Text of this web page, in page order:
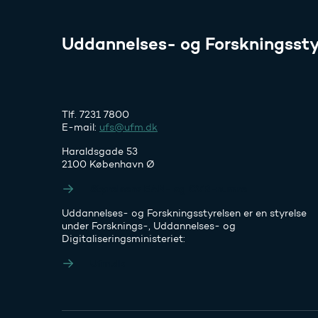
Uddannelses- og
Tlf. 7231 7800
E-mail: ufs@ufm.dk
Haraldsgade 53
2100 København Ø
Uddannelses- og Forskningsstyrelsen er en styrelse
under Forsknings-, Uddannelses- og
Digitaliseringsministeriet: